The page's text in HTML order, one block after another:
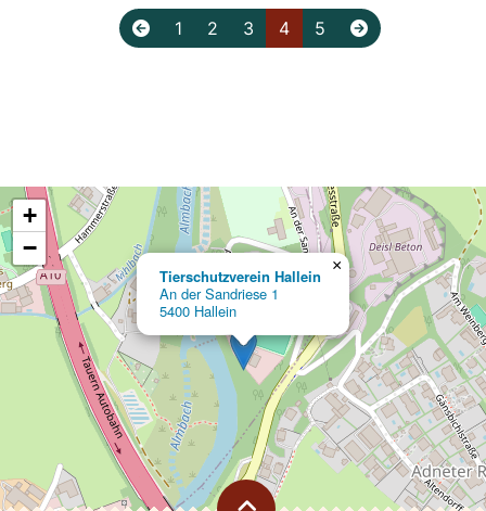
1 2 3 4 5
Tierschutzverein Hallein
An der Sandriese 1
5400 Hallein
×
+
−